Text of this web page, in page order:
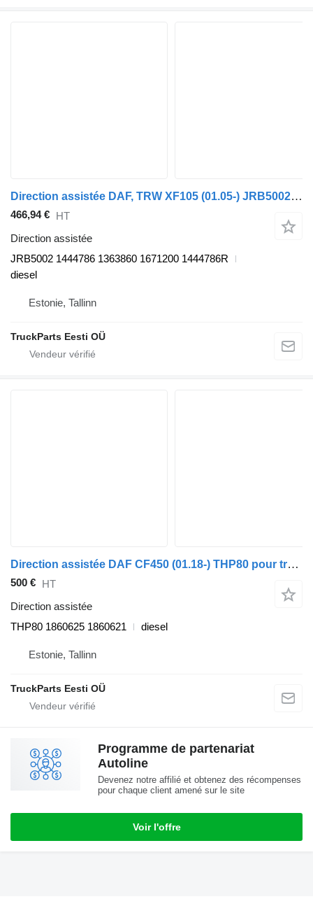
Direction assistée DAF, TRW XF105 (01.05-) JRB5002 pour tracteur routier DAF XF95, XF105 (2001-2014)
466,94 € HT
Direction assistée
JRB5002 1444786 1363860 1671200 1444786R
diesel
Estonie, Tallinn
TruckParts Eesti OÜ
Direction assistée DAF CF450 (01.18-) THP80 pour tracteur routier DAF CF450, CF460 (2017-)
500 € HT
Direction assistée
THP80 1860625 1860621
diesel
Estonie, Tallinn
TruckParts Eesti OÜ
Programme de partenariat
Autoline
Devenez notre affilié et obtenez des récompenses
pour chaque client amené sur le site
Voir l'offre